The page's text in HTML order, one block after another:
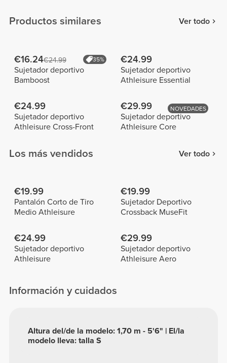
Productos similares Ver todo
€16.24€24.99 35%
Sujetador deportivo
Bamboost
€24.99
Sujetador deportivo
Athleisure Essential
€24.99
Sujetador deportivo
Athleisure Cross-Front
NOVEDADES
€29.99
Sujetador deportivo
Athleisure Core
Los más vendidos Ver todo
€19.99
Pantalón Corto de Tiro
Medio Athleisure
€19.99
Sujetador Deportivo
Crossback MuseFit
€24.99
Sujetador deportivo
Athleisure
€29.99
Sujetador deportivo
Athleisure Aero
Información y cuidados
Altura del/de la modelo: 1,70 m - 5'6" | El/la
modelo lleva: talla S